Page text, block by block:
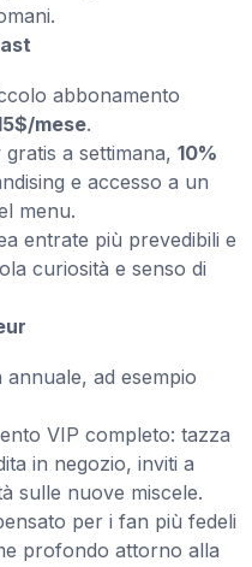
abbonamento
mese.
gratis a settimana, 10%
e accesso a un
menu.
entrate più prevedibili e
curiosità e senso di
annuale, ad esempio
VIP completo: tazza
in negozio, inviti a
sulle nuove miscele.
per i fan più fedeli
profondo attorno alla